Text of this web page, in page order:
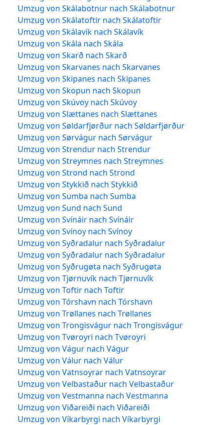
Umzug von Skálabotnur nach Skálabotnur
Umzug von Skálatoftir nach Skálatoftir
Umzug von Skálavík nach Skálavík
Umzug von Skála nach Skála
Umzug von Skarð nach Skarð
Umzug von Skarvanes nach Skarvanes
Umzug von Skipanes nach Skipanes
Umzug von Skopun nach Skopun
Umzug von Skúvoy nach Skúvoy
Umzug von Slættanes nach Slættanes
Umzug von Søldarfjørður nach Søldarfjørður
Umzug von Sørvágur nach Sørvágur
Umzug von Strendur nach Strendur
Umzug von Streymnes nach Streymnes
Umzug von Strond nach Strond
Umzug von Stykkið nach Stykkið
Umzug von Sumba nach Sumba
Umzug von Sund nach Sund
Umzug von Svínáir nach Svínáir
Umzug von Svínoy nach Svínoy
Umzug von Syðradalur nach Syðradalur
Umzug von Syðradalur nach Syðradalur
Umzug von Syðrugøta nach Syðrugøta
Umzug von Tjørnuvík nach Tjørnuvík
Umzug von Toftir nach Toftir
Umzug von Tórshavn nach Tórshavn
Umzug von Trøllanes nach Trøllanes
Umzug von Trongisvágur nach Trongisvágur
Umzug von Tvøroyri nach Tvøroyri
Umzug von Vágur nach Vágur
Umzug von Válur nach Válur
Umzug von Vatnsoyrar nach Vatnsoyrar
Umzug von Velbastaður nach Velbastaður
Umzug von Vestmanna nach Vestmanna
Umzug von Viðareiði nach Viðareiði
Umzug von Víkarbyrgi nach Víkarbyrgi